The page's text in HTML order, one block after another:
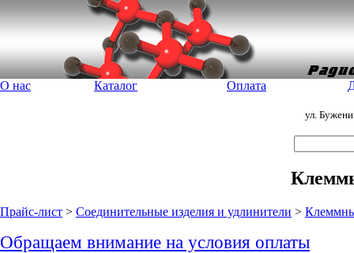
О нас Каталог Оплата
ул.
Прайс-лист > Соединительные изделия и удлинители >
Обращаем внимание на условия оплаты